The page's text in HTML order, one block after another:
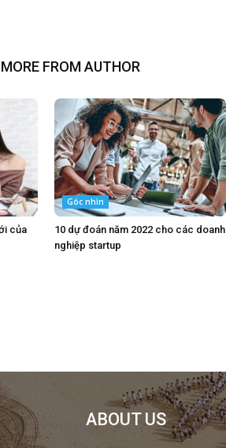
MORE FROM AUTHOR
của
Góc nhìn
10 dự đoán năm 2022 cho các doanh
nghiệp startup
ABOUT US